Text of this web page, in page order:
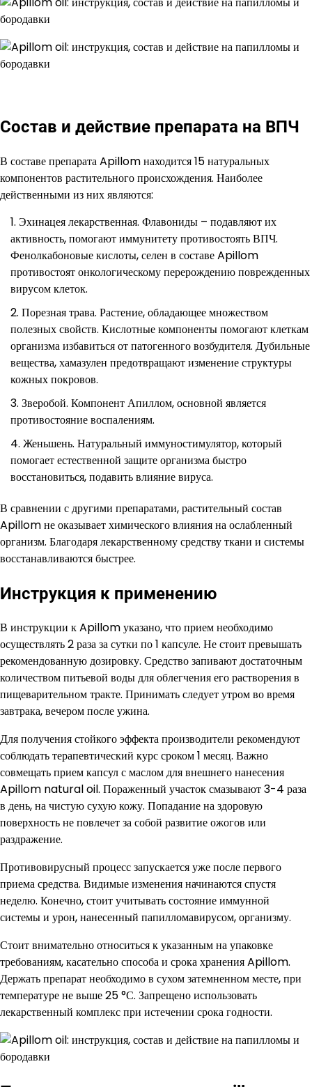
Состав и действие препарата на ВПЧ
В составе препарата Apillom находится 15 натуральных
компонентов растительного происхождения. Наиболее
действенными из них являются:
Эхинацея лекарственная. Флавониды – подавляют их
активность, помогают иммунитету противостоять ВПЧ.
Фенолкабоновые кислоты, селен в составе Apillom
противостоят онкологическому перерождению поврежденных
вирусом клеток.
Порезная трава. Растение, обладающее множеством
полезных свойств. Кислотные компоненты помогают клеткам
организма избавиться от патогенного возбудителя. Дубильные
вещества, хамазулен предотвращают изменение структуры
кожных покровов.
Зверобой. Компонент Апиллом, основной является
противостояние воспалениям.
Женьшень. Натуральный иммуностимулятор, который
помогает естественной защите организма быстро
восстановиться, подавить влияние вируса.
В сравнении с другими препаратами, растительный состав
Apillom не оказывает химического влияния на ослабленный
организм. Благодаря лекарственному средству ткани и системы
восстанавливаются быстрее.
Инструкция к применению
В инструкции к Apillom указано, что прием необходимо
осуществлять 2 раза за сутки по 1 капсуле. Не стоит превышать
рекомендованную дозировку. Средство запивают достаточным
количеством питьевой воды для облегчения его растворения в
пищеварительном тракте. Принимать следует утром во время
завтрака, вечером после ужина.
Для получения стойкого эффекта производители рекомендуют
соблюдать терапевтический курс сроком 1 месяц. Важно
совмещать прием капсул с маслом для внешнего нанесения
Apillom natural oil. Пораженный участок смазывают 3-4 раза
в день, на чистую сухую кожу. Попадание на здоровую
поверхность не повлечет за собой развитие ожогов или
раздражение.
Противовирусный процесс запускается уже после первого
приема средства. Видимые изменения начинаются спустя
неделю. Конечно, стоит учитывать состояние иммунной
системы и урон, нанесенный папилломавирусом, организму.
Стоит внимательно относиться к указанным на упаковке
требованиям, касательно способа и срока хранения Apillom.
Держать препарат необходимо в сухом затемненном месте, при
температуре не выше 25 °С. Запрещено использовать
лекарственный комплекс при истечении срока годности.